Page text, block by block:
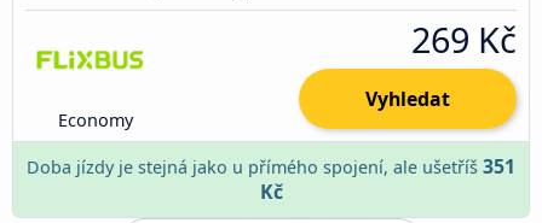
Economy
269 Kč
Vyhledat
Doba jízdy je stejná jako u přímého spojení, ale ušetříš 351
Kč